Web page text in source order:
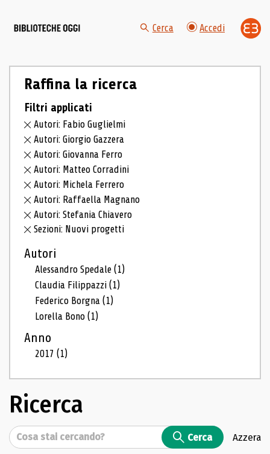
Cerca Accedi
Raffina la ricerca
Filtri applicati
Autori: Fabio Guglielmi
Autori: Giorgio Gazzera
Autori: Giovanna Ferro
Autori: Matteo Corradini
Autori: Michela Ferrero
Autori: Raffaella Magnano
Autori: Stefania Chiavero
Sezioni: Nuovi progetti
Autori
Alessandro Spedale(1)
Claudia Filippazzi(1)
Federico Borgna(1)
Lorella Bono(1)
Anno
2017(1)
Ricerca
Cerca Cerca Azzera